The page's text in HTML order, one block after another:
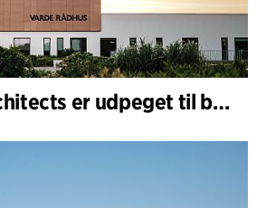
C.F. Møller Architects er udpeget til bygherrerådgiver i udvidelsen af Varde Rådhus